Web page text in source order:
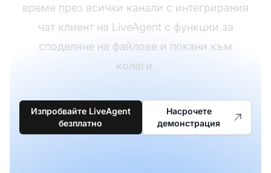
време през всички канали с интегрирания
чат клиент на LiveAgent с функции за
споделяне на файлове и покани към
колеги.
Изпробвайте LiveAgent
безплатно
Насрочете
демонстрация